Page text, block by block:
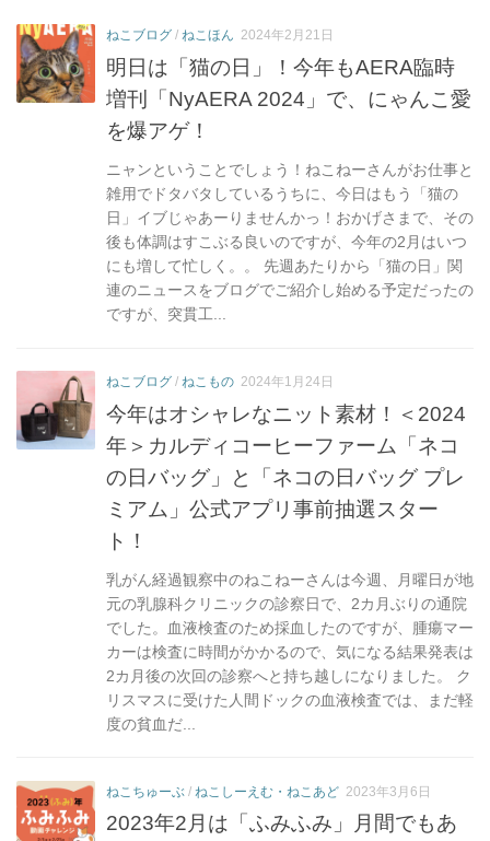
ねこブログ / ねこほん 2024年2月21日
明日は「猫の日」！今年もAERA臨時
増刊「NyAERA 2024」で、にゃんこ愛
を爆アゲ！
ニャンということでしょう！ねこねーさんがお仕事と
雑用でドタバタしているうちに、今日はもう「猫の
日」イブじゃあーりませんかっ！おかげさまで、その
後も体調はすこぶる良いのですが、今年の2月はいつ
にも増して忙しく。。 先週あたりから「猫の日」関
連のニュースをブログでご紹介し始める予定だったの
ですが、突貫工...
ねこブログ / ねこもの 2024年1月24日
今年はオシャレなニット素材！＜2024
年＞カルディコーヒーファーム「ネコ
の日バッグ」と「ネコの日バッグ プレ
ミアム」公式アプリ事前抽選スター
ト！
乳がん経過観察中のねこねーさんは今週、月曜日が地
元の乳腺科クリニックの診察日で、2カ月ぶりの通院
でした。血液検査のため採血したのですが、腫瘍マー
カーは検査に時間がかかるので、気になる結果発表は
2カ月後の次回の診察へと持ち越しになりました。 ク
リスマスに受けた人間ドックの血液検査では、まだ軽
度の貧血だ...
ねこちゅーぶ / ねこしーえむ・ねこあど 2023年3月6日
2023年2月は「ふみふみ」月間でもあ